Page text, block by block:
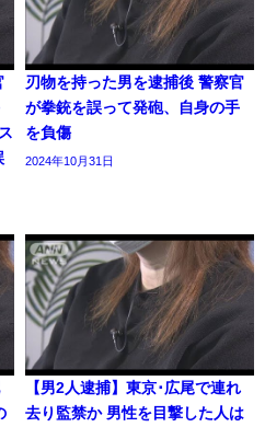
刃物を持った男を逮捕後 警察官
が拳銃を誤って発砲、自身の手
を負傷
2024年10月31日
【男2人逮捕】東京･広尾で連れ
去り監禁か 男性を目撃した人は